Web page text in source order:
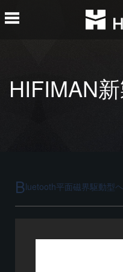
HIFIMAN
平面磁界駆
Bluetooth平面磁界駆動型